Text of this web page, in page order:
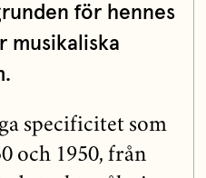
för hennes
musikaliska
specificitet som
och 1950, från